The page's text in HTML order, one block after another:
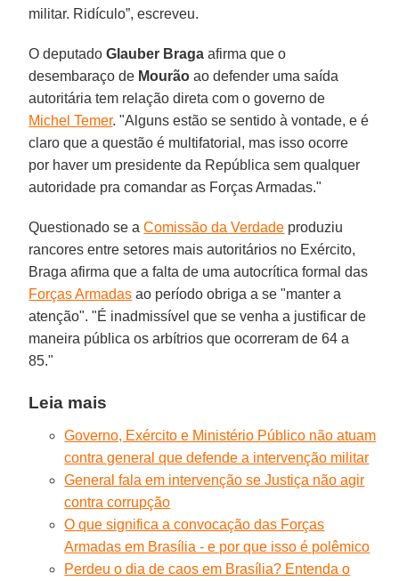
militar. Ridículo”, escreveu.
O deputadoGlauber Braga afirma que o
desembaraço de Mourão ao defender uma saída
autoritária tem relação direta com o governo de
Michel Temer. "Alguns estão se sentido à vontade, e é
claro que a questão é multifatorial, mas isso ocorre
por haver um presidente da República sem qualquer
autoridade pra comandar as Forças Armadas."
Questionado se aComissão da Verdade produziu
rancores entre setores mais autoritários no Exército,
Braga afirma que a falta de uma autocrítica formal das
Forças Armadas ao período obriga a se "manter a
atenção". "É inadmissível que se venha a justificar de
maneira pública os arbítrios que ocorreram de 64 a
85."
Leia mais
Governo, Exército e Ministério Público não atuam
contra general que defende a intervenção militar
General fala em intervenção se Justiça não agir
contra corrupção
O que significa a convocação das Forças
Armadas em Brasília - e por que isso é polêmico
Perdeu o dia de caos em Brasília? Entenda o